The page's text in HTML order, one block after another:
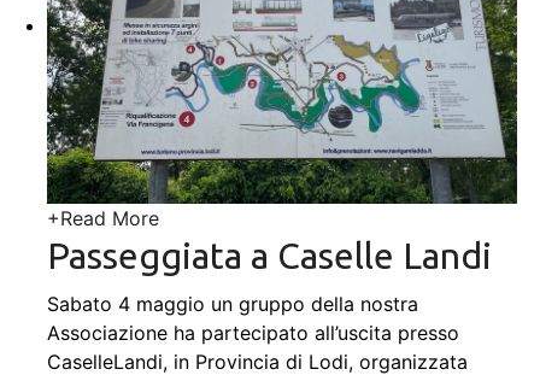
+Read More
Passeggiata a Caselle Landi
Sabato 4 maggio un gruppo della nostra
Associazione ha partecipato all’uscita presso
CaselleLandi, in Provincia di Lodi, organizzata